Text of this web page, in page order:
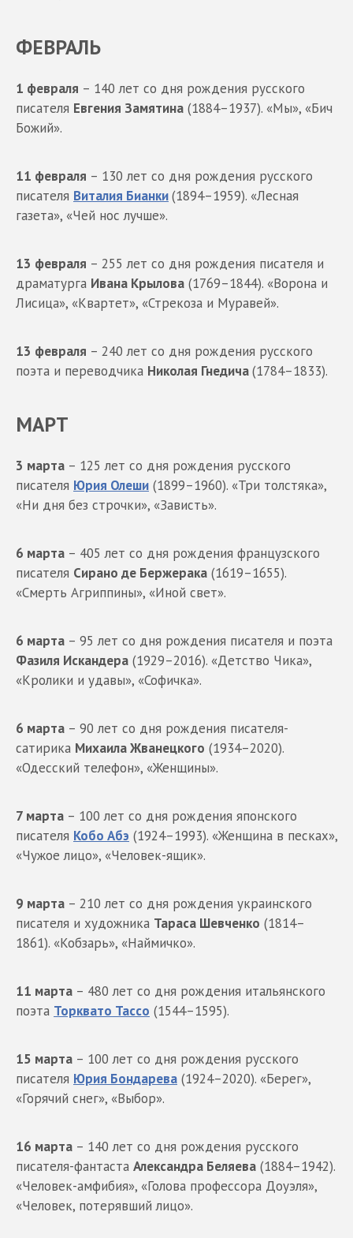
ФЕВРАЛЬ
1 февраля – 140 лет со дня рождения русского
писателя Евгения Замятина (1884–1937). «Мы», «Бич
Божий».
11 февраля – 130 лет со дня рождения русского
писателя Виталия Бианки(1894–1959). «Лесная
газета», «Чей нос лучше».
13 февраля – 255 лет со дня рождения писателя и
драматурга Ивана Крылова (1769–1844). «Ворона и
Лисица», «Квартет», «Стрекоза и Муравей».
13 февраля – 240 лет со дня рождения русского
поэта и переводчика Николая Гнедича(1784–1833).
МАРТ
3 марта – 125 лет со дня рождения русского
писателя Юрия Олеши (1899–1960). «Три толстяка»,
«Ни дня без строчки», «Зависть».
6 марта – 405 лет со дня рождения французского
писателя Сирано де Бержерака (1619–1655).
«Смерть Агриппины», «Иной свет».
6 марта – 95 лет со дня рождения писателя и поэта
Фазиля Искандера (1929–2016). «Детство Чика»,
«Кролики и удавы», «Софичка».
6 марта – 90 лет со дня рождения писателя-
сатирика Михаила Жванецкого (1934–2020).
«Одесский телефон», «Женщины».
7 марта – 100 лет со дня рождения японского
писателя Кобо Абэ (1924–1993). «Женщина в песках»,
«Чужое лицо», «Человек-ящик».
9 марта – 210 лет со дня рождения украинского
писателя и художника Тараса Шевченко (1814–
1861). «Кобзарь», «Наймичко».
11 марта – 480 лет со дня рождения итальянского
поэта Торквато Тассо (1544–1595).
15 марта – 100 лет со дня рождения русского
писателя Юрия Бондарева (1924–2020). «Берег»,
«Горячий снег», «Выбор».
16 марта – 140 лет со дня рождения русского
писателя-фантаста Александра Беляева (1884–1942).
«Человек-амфибия», «Голова профессора Доуэля»,
«Человек, потерявший лицо».